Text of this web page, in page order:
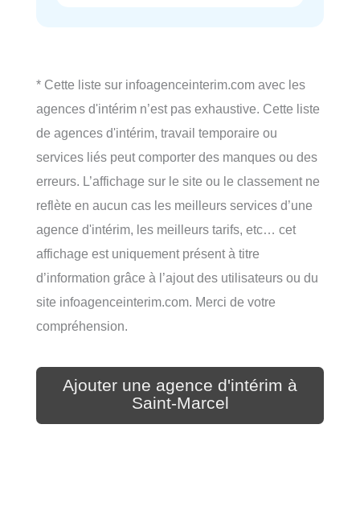
* Cette liste sur infoagenceinterim.com avec les
agences d'intérim n’est pas exhaustive. Cette liste
de agences d'intérim, travail temporaire ou
services liés peut comporter des manques ou des
erreurs. L’affichage sur le site ou le classement ne
reflète en aucun cas les meilleurs services d’une
agence d'intérim, les meilleurs tarifs, etc… cet
affichage est uniquement présent à titre
d’information grâce à l’ajout des utilisateurs ou du
site infoagenceinterim.com. Merci de votre
compréhension.
Ajouter une agence d'intérim à
Saint-Marcel